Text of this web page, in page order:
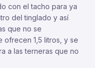
con el tacho para ya
del tinglado y así
que no se
ofrecen 1,5 litros, y se
a las terneras que no